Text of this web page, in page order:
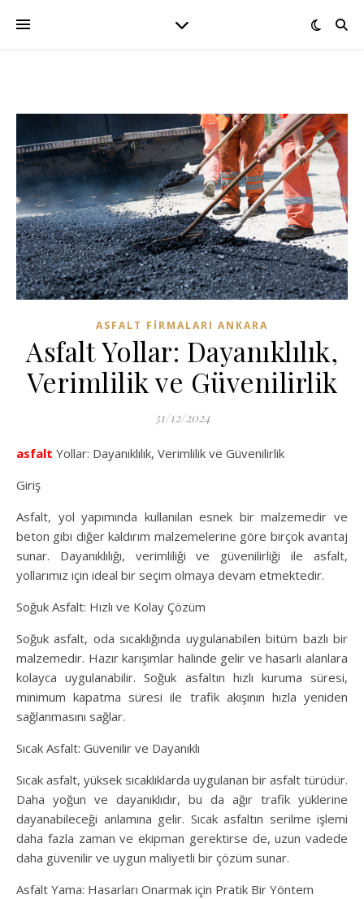
ASFALT FIRMALARI ANKARA
Asfalt Yollar: Dayanıklılık,
Verimlilik ve Güvenilirlik
31/12/2024
asfalt Yollar: Dayanıklılık, Verimlilik ve Güvenilirlik
Giriş
Asfalt, yol yapımında kullanılan esnek bir malzemedir ve
beton gibi diğer kaldırım malzemelerine göre birçok avantaj
sunar. Dayanıklılığı, verimliliği ve güvenilirliği ile asfalt,
yollarımız için ideal bir seçim olmaya devam etmektedir.
Soğuk Asfalt: Hızlı ve Kolay Çözüm
Soğuk asfalt, oda sıcaklığında uygulanabilen bitüm bazlı bir
malzemedir. Hazır karışımlar halinde gelir ve hasarlı alanlara
kolayca uygulanabilir. Soğuk asfaltın hızlı kuruma süresi,
minimum kapatma süresi ile trafik akışının hızla yeniden
sağlanmasını sağlar.
Sıcak Asfalt: Güvenilir ve Dayanıklı
Sıcak asfalt, yüksek sıcaklıklarda uygulanan bir asfalt türüdür.
Daha yoğun ve dayanıklıdır, bu da ağır trafik yüklerine
dayanabileceği anlamına gelir. Sıcak asfaltın serilme işlemi
daha fazla zaman ve ekipman gerektirse de, uzun vadede
daha güvenilir ve uygun maliyetli bir çözüm sunar.
Asfalt Yama: Hasarları Onarmak için Pratik Bir Yöntem